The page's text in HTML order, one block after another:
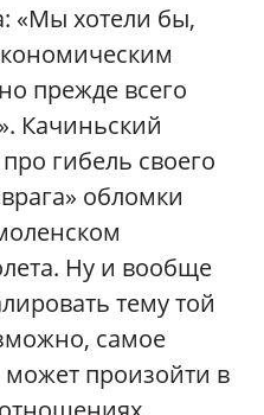
«Мы хотели бы,
прежде всего
Качиньский
гибель своего
обломки
Ну и вообще
тему той
самое
может произойти в